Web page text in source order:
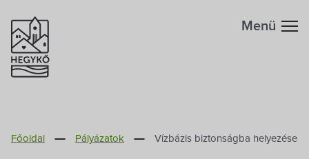
Menü
Főoldal Pályázatok Vízbázis biztonságba helyezése